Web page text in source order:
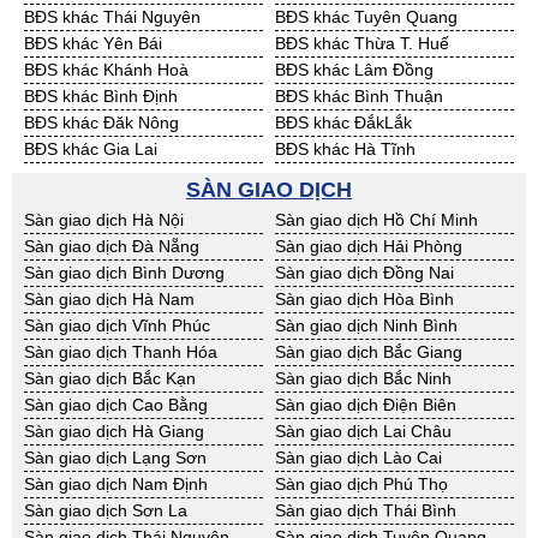
BĐS khác Thái Nguyên
BĐS khác Tuyên Quang
BĐS khác Yên Bái
BĐS khác Thừa T. Huế
BĐS khác Khánh Hoà
BĐS khác Lâm Đồng
BĐS khác Bình Định
BĐS khác Bình Thuận
BĐS khác Đăk Nông
BĐS khác ĐắkLắk
BĐS khác Gia Lai
BĐS khác Hà Tĩnh
BĐS khác Ninh Thuận
BĐS khác Phú Yên
BĐS khác Quảng Bình
BĐS khác Quảng Nam
BĐS khác Quảng Ngãi
BĐS khác Bà Rịa - VT
BĐS khác Cần Thơ
BĐS khác An Giang
BĐS khác Bạc Liêu
BĐS khác Bến Tre
BĐS khác Bình Phước
BĐS khác Cà Mau
BĐS khác Đồng Tháp
BĐS khác Hậu Giang
BĐS khác Kiên Giang
BĐS khác Long An
BĐS khác Sóc Trăng
BĐS khác Tây Ninh
BĐS khác Tiền Giang
BĐS khác Trà Vinh
BĐS khác Vĩnh Long
BĐS khác Hải Dương
BĐS khác Hưng Yên
BĐS khác Quảng Ninh
SÀN GIAO DỊCH
Sàn giao dịch Hà Nội
Sàn giao dịch Hồ Chí Minh
Sàn giao dịch Đà Nẵng
Sàn giao dịch Hải Phòng
Sàn giao dịch Bình Dương
Sàn giao dịch Đồng Nai
Sàn giao dịch Hà Nam
Sàn giao dịch Hòa Bình
Sàn giao dịch Vĩnh Phúc
Sàn giao dịch Ninh Bình
Sàn giao dịch Thanh Hóa
Sàn giao dịch Bắc Giang
Sàn giao dịch Bắc Kạn
Sàn giao dịch Bắc Ninh
Sàn giao dịch Cao Bằng
Sàn giao dịch Điện Biên
Sàn giao dịch Hà Giang
Sàn giao dịch Lai Châu
Sàn giao dịch Lạng Sơn
Sàn giao dịch Lào Cai
Sàn giao dịch Nam Định
Sàn giao dịch Phú Thọ
Sàn giao dịch Sơn La
Sàn giao dịch Thái Bình